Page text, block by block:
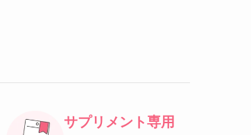
サプリメント専用